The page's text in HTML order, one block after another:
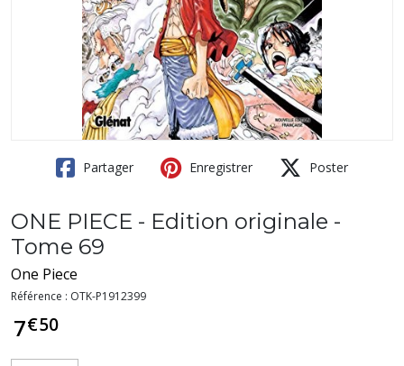
Partager Enregistrer Poster
ONE PIECE - Edition originale -
Tome 69
One Piece
Référence : OTK-P1912399
7€50